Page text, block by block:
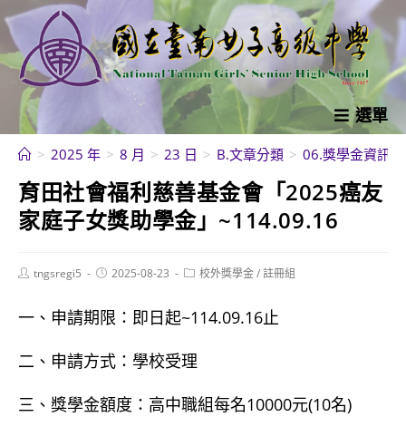
跳
轉
至
內
選單
> 2025 年 > 8 月 > 23 日 > B.文章分類 > 06.獎學金資訊
育田社會福利慈善基金會「2025癌友
家庭子女獎助學金」~114.09.16
Posttngsregi5
Post2025-08-23
Post校外獎學金/註冊組
一、申請期限：即日起~114.09.16止
二、申請方式：學校受理
三、獎學金額度：高中職組每名10000元(10名)